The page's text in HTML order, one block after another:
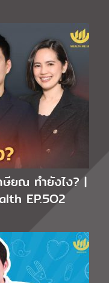
ษียณ ทำยังไง? |
EP.5O2